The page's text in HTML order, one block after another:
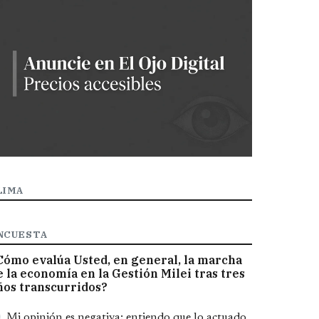
evalúa Usted, en general, la marcha
la economía en la Gestión Milei tras tres
transcurridos?